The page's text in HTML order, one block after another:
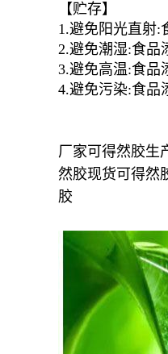
【贮存】
1.避免阳光直射:
2.避免潮湿:食品
3.避免高温:食品
4.避免污染:食品
厂家可得然胶生
然胶现货可得然
胶